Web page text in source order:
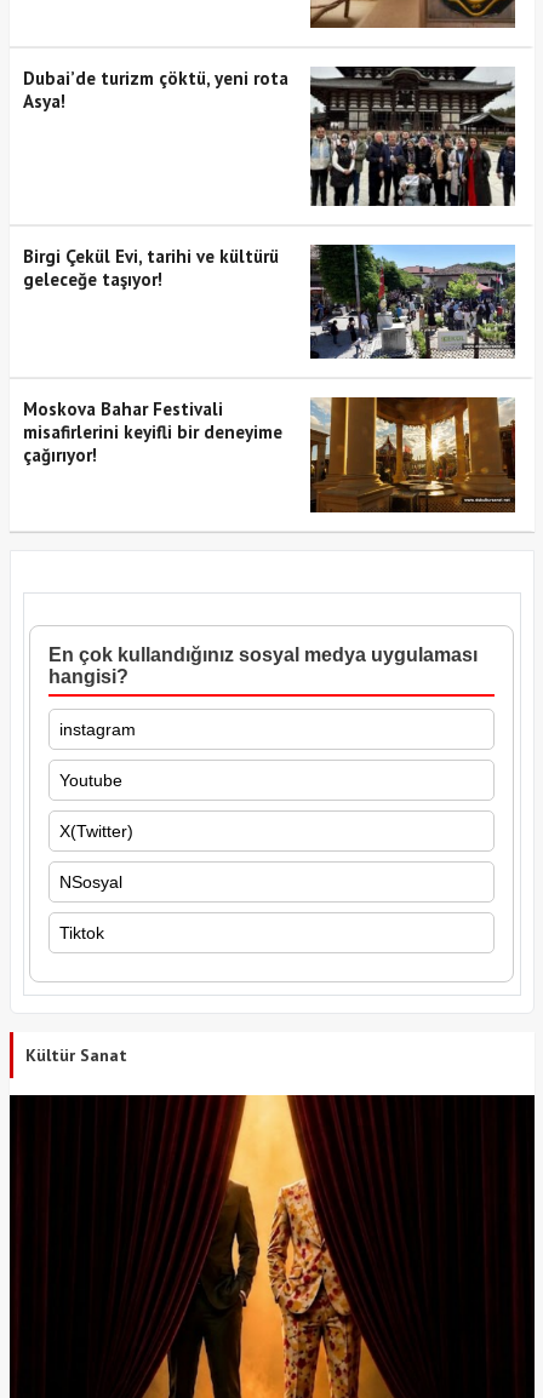
Dubai’de turizm çöktü, yeni rota
Asya!
Birgi Çekül Evi, tarihi ve kültürü
geleceğe taşıyor!
Moskova Bahar Festivali
misafirlerini keyifli bir deneyime
çağırıyor!
En çok kullandığınız sosyal medya uygulaması
hangisi?
instagram
Youtube
X(Twitter)
NSosyal
Tiktok
Kültür Sanat